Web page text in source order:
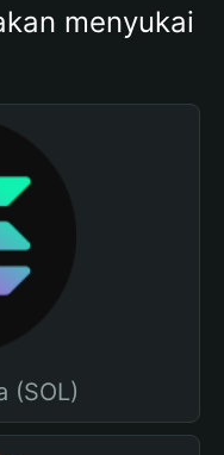
menyukai
(SOL)